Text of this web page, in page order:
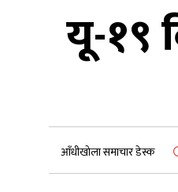
यू-१९
आँधीखोला समाचार डेस्क